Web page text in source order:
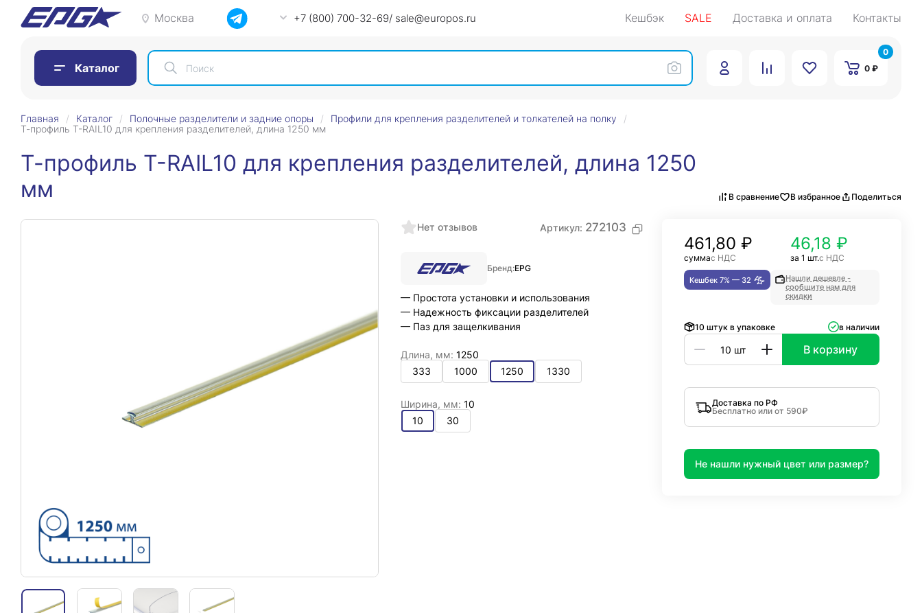
Москва +7 (800) 700-32-69/ sale@europos.ru Кешбэк SALE Доставка и оплата Контакты
Каталог 0 ₽
0
Главная Каталог Полочные разделители и задние опоры
Профили для крепления разделителей и толкателей на полку
Т-профиль T-RAIL10 для крепления разделителей, длина 1250 мм
Т-профиль T-RAIL10 для крепления разделителей, длина 1250
мм
В сравнение В избранное Поделиться
Нет отзывов Артикул: 272103
Бренд:EPG
— Простота установки и использования
— Надежность фиксации разделителей
— Паз для защелкивания
Длина, мм: 1250
333
1000 1250 1330
Ширина, мм: 10
10
30
461,80 ₽
суммас НДС
46,18 ₽
за 1 шт.с НДС
Кешбек 7% — 32
Нашли дешевле -
сообщите нам для
скидки
10 штук в упаковке в наличии
В корзину
Доставка по РФ
Бесплатно или от 590₽
Не нашли нужный цвет или размер?